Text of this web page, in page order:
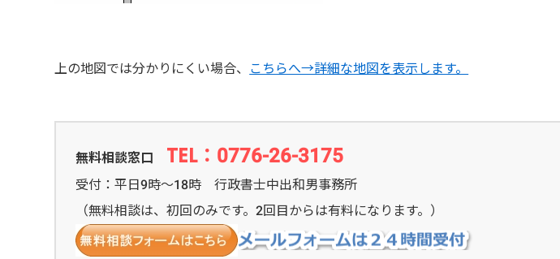
上の地図では分かりにくい場合、 こちらへ→詳細な地図を表示します。
無料相談窓口 TEL：0776-26-3175
受付：平日9時～18時 行政書士中出和男事務所
（無料相談は、初回のみです。2回目からは有料になります。）